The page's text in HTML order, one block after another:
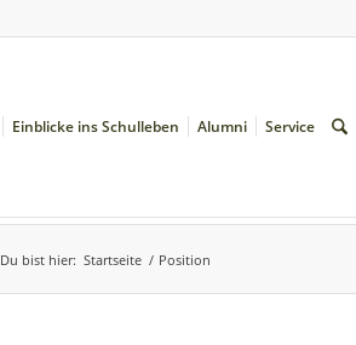
Einblicke ins Schulleben Alumni Service
Du bist hier: Startseite / Position